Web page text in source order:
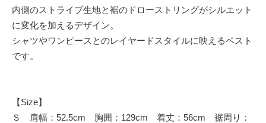
内側のストライプ生地と裾のドローストリングがシルエット
に変化を加えるデザイン。
シャツやワンピースとのレイヤードスタイルに映えるベスト
です。
【Size】
Ｓ 肩幅：52.5cm 胸囲：129cm 着丈：56cm 裾周り：